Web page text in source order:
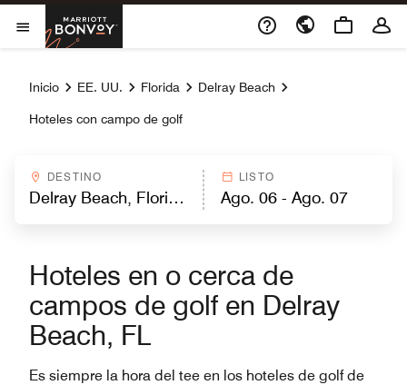
Skip to Content
Abrir el menú
Marriott Bonvoy
Inicio EE. UU. Florida Delray Beach
Hoteles con campo de golf
DESTINO LISTO
Hoteles en o cerca de
campos de golf en Delray
Beach, FL
Es siempre la hora del tee en los hoteles de golf de